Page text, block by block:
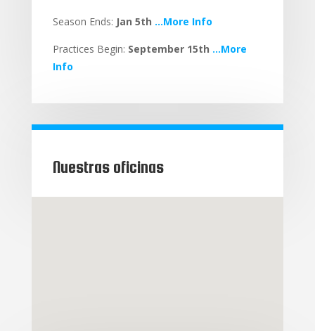
Season Ends: Jan 5th …More Info
Practices Begin: September 15th …More
Info
Nuestras oficinas